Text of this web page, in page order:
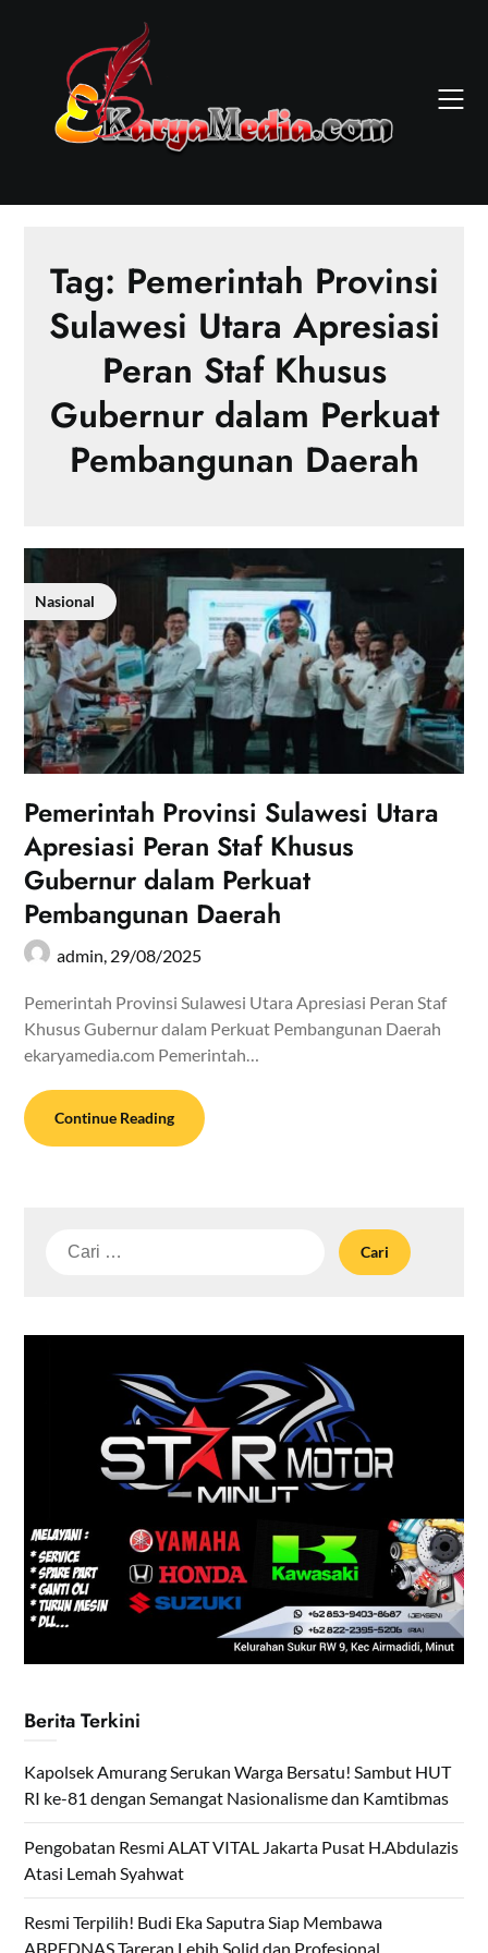
Tag: Pemerintah Provinsi
Sulawesi Utara Apresiasi
Peran Staf Khusus
Gubernur dalam Perkuat
Pembangunan Daerah
Nasional
Pemerintah Provinsi Sulawesi Utara
Apresiasi Peran Staf Khusus
Gubernur dalam Perkuat
Pembangunan Daerah
admin, 29/08/2025
Pemerintah Provinsi Sulawesi Utara Apresiasi Peran Staf
Khusus Gubernur dalam Perkuat Pembangunan Daerah
ekaryamedia.com Pemerintah…
Continue Reading
Cari
Berita Terkini
Kapolsek Amurang Serukan Warga Bersatu! Sambut HUT
RI ke-81 dengan Semangat Nasionalisme dan Kamtibmas
Pengobatan Resmi ALAT VITAL Jakarta Pusat H.Abdulazis
Atasi Lemah Syahwat
Resmi Terpilih! Budi Eka Saputra Siap Membawa
ABPEDNAS Tareran Lebih Solid dan Profesional